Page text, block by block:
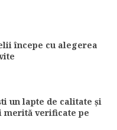
începe cu alegerea
un lapte de calitate și
verificate pe